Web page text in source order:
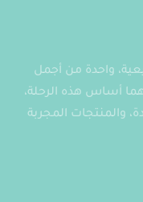
واحدة من أجمل
أساس هذه الرحلة،
والمنتجات المجربة